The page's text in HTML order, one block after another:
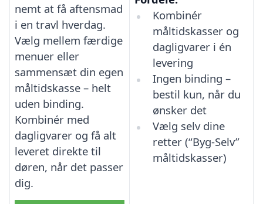
nemt at få aftensmad
i en travl hverdag.
Vælg mellem færdige
menuer eller
sammensæt din egen
måltidskasse – helt
uden binding.
Kombinér med
dagligvarer og få alt
leveret direkte til
døren, når det passer
dig.
Kombinér
måltidskasser og
dagligvarer i én
levering
Ingen binding –
bestil kun, når du
ønsker det
Vælg selv dine
retter (“Byg-Selv”
måltidskasser)